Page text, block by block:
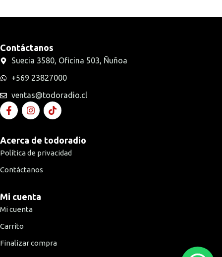
Contáctanos
Suecia 3580, Oficina 503, Ñuñoa
+569 23827000
ventas@todoradio.cl
Acerca de todoradio
Política de privacidad
Contáctanos
Mi cuenta
Mi cuenta
Carrito
Finalizar compra